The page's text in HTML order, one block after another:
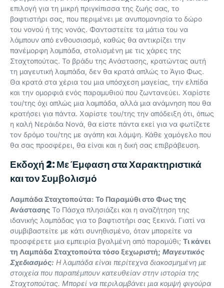
επιλογή για τη μικρή πριγκίπισσα της ζωής σας, το
βαφτιστήρι σας, που περιμένει με ανυπομονησία το δώρο
του νονού ή της νονάς. Φανταστείτε τα μάτια του να
λάμπουν από ενθουσιασμό, καθώς θα αντικρίζει την
πανέμορφη λαμπάδα, στολισμένη με τις χάρες της
Σταχτοπούτας. Το βράδυ της Ανάστασης, κρατώντας αυτή
τη μαγευτική λαμπάδα, δεν θα κρατά απλώς το Άγιο Φως.
Θα κρατά στα χέρια του μια υπόσχεση μαγείας, την ελπίδα
και την ομορφιά ενός παραμυθιού που ζωντανεύει. Χαρίστε
του/της όχι απλώς μια λαμπάδα, αλλά μια ανάμνηση που θα
κρατήσει για πάντα. Χαρίστε του/της την απόδειξη ότι, όπως
η καλή Νεράιδα Νονά, θα είστε πάντα εκεί για να φωτίζετε
τον δρόμο του/της με αγάπη και λάμψη. Κάθε χαμόγελο που
θα σας προσφέρει, θα είναι και η δική σας επιβράβευση.
Εκδοχή 2: Με Έμφαση στα Χαρακτηριστικά
και τον Συμβολισμό
Λαμπάδα Σταχτοπούτα: Το Παραμύθι στο Φως της
Ανάστασης Το Πάσχα πλησιάζει και η αναζήτηση της
ιδανικής λαμπάδας για το βαφτιστήρι σας ξεκινά. Γιατί να
συμβιβαστείτε με κάτι συνηθισμένο, όταν μπορείτε να
προσφέρετε μια εμπειρία βγαλμένη από παραμύθι; Τι κάνει
τη Λαμπάδα Σταχτοπούτα τόσο ξεχωριστή; Μαγευτικός
Σχεδιασμός: Η λαμπάδα είναι περίτεχνα διακοσμημένη με
στοιχεία που παραπέμπουν κατευθείαν στην ιστορία της
Σταχτοπούτας. Μπορεί να περιλαμβάνει μια κομψή φιγούρα